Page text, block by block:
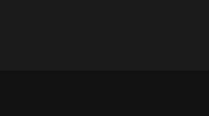
以上，音频比特率为 128Kbps或以上，清
Mix国语女)》视频存在分类错误，清晰度